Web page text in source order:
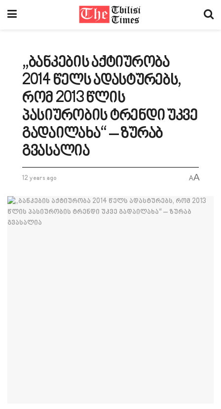
„ბანკების აქტიურობა
2014 წელს ადასტურებს,
რომ 2013 წლის
პასიურობის ტრენდი უკვე
გადაილახა“ – ზურაბ
გვასალია
12 years ago AA